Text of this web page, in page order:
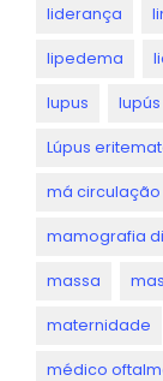
liderança
lipedema
lupus lupús
Lúpus
má circulação
mamografia
massa
maternidade
médico